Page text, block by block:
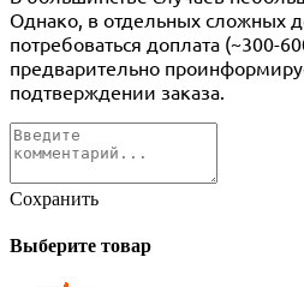
Однако, в отдельных сложных
потребоваться доплата (~300-
предварительно
подтверждении заказа.
Сохранить
Выберите товар